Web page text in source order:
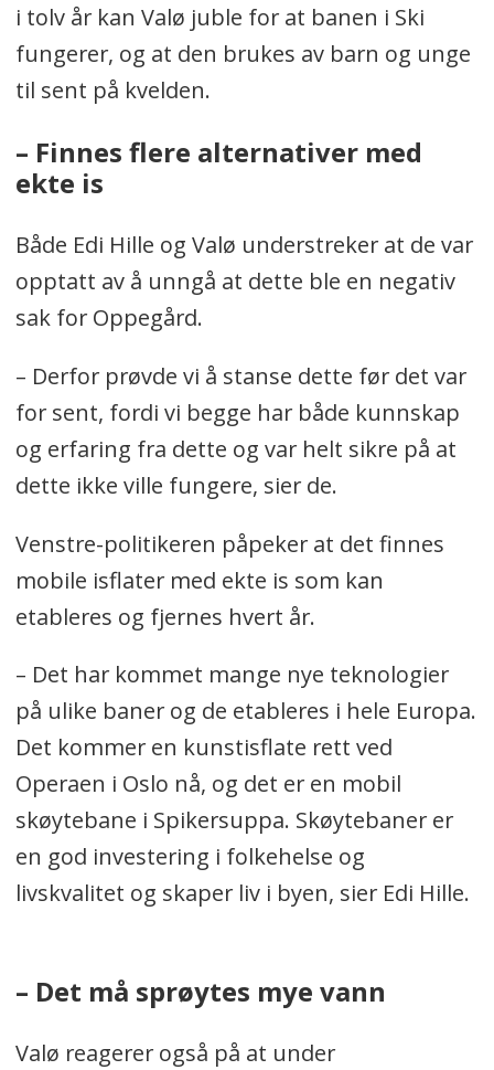
i tolv år kan Valø juble for at banen i Ski
fungerer, og at den brukes av barn og unge
til sent på kvelden.
– Finnes flere alternativer med
ekte is
Både Edi Hille og Valø understreker at de var
opptatt av å unngå at dette ble en negativ
sak for Oppegård.
– Derfor prøvde vi å stanse dette før det var
for sent, fordi vi begge har både kunnskap
og erfaring fra dette og var helt sikre på at
dette ikke ville fungere, sier de.
Venstre-politikeren påpeker at det finnes
mobile isflater med ekte is som kan
etableres og fjernes hvert år.
– Det har kommet mange nye teknologier
på ulike baner og de etableres i hele Europa.
Det kommer en kunstisflate rett ved
Operaen i Oslo nå, og det er en mobil
skøytebane i Spikersuppa. Skøytebaner er
en god investering i folkehelse og
livskvalitet og skaper liv i byen, sier Edi Hille.
– Det må sprøytes mye vann
Valø reagerer også på at under